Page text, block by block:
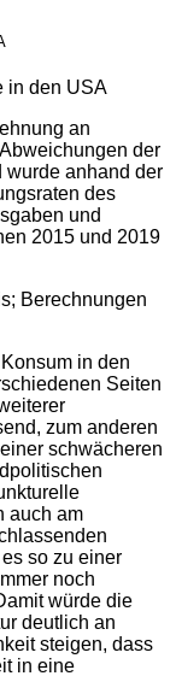
an
der
wurde anhand der
des
und
2015 und 2019
Berechnungen
in den
Seiten
zum anderen
schwächeren
auch am
so zu einer
noch
würde die
deutlich an
steigen, dass
in eine